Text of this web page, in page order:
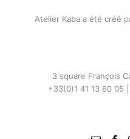
Atelier Kaba a été créé
3 square François
+33(0)1 41 13 60 05